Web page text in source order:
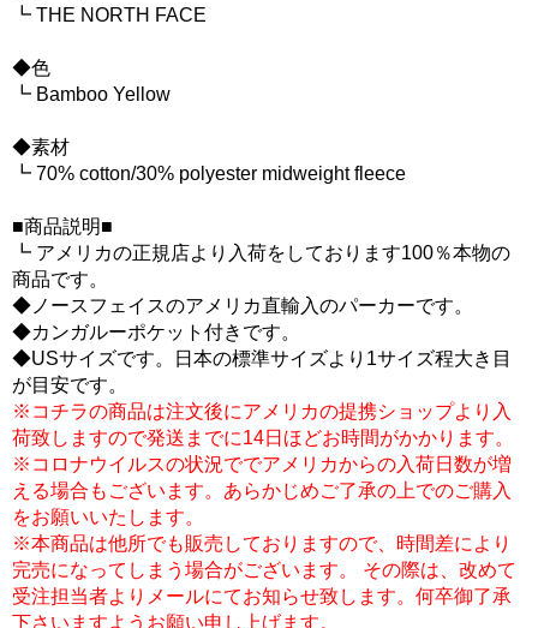
┗ THE NORTH FACE
◆色
┗ Bamboo Yellow
◆素材
┗ 70% cotton/30% polyester midweight fleece
■商品説明■
┗ アメリカの正規店より入荷をしております100％本物の
商品です。
◆ノースフェイスのアメリカ直輸入のパーカーです。
◆カンガルーポケット付きです。
◆USサイズです。日本の標準サイズより1サイズ程大き目
が目安です。
※コチラの商品は注文後にアメリカの提携ショップより入
荷致しますので発送までに14日ほどお時間がかかります。
※コロナウイルスの状況ででアメリカからの入荷日数が増
える場合もございます。あらかじめご了承の上でのご購入
をお願いいたします。
※本商品は他所でも販売しておりますので、時間差により
完売になってしまう場合がございます。 その際は、改めて
受注担当者よりメールにてお知らせ致します。何卒御了承
下さいますようお願い申し上げます。